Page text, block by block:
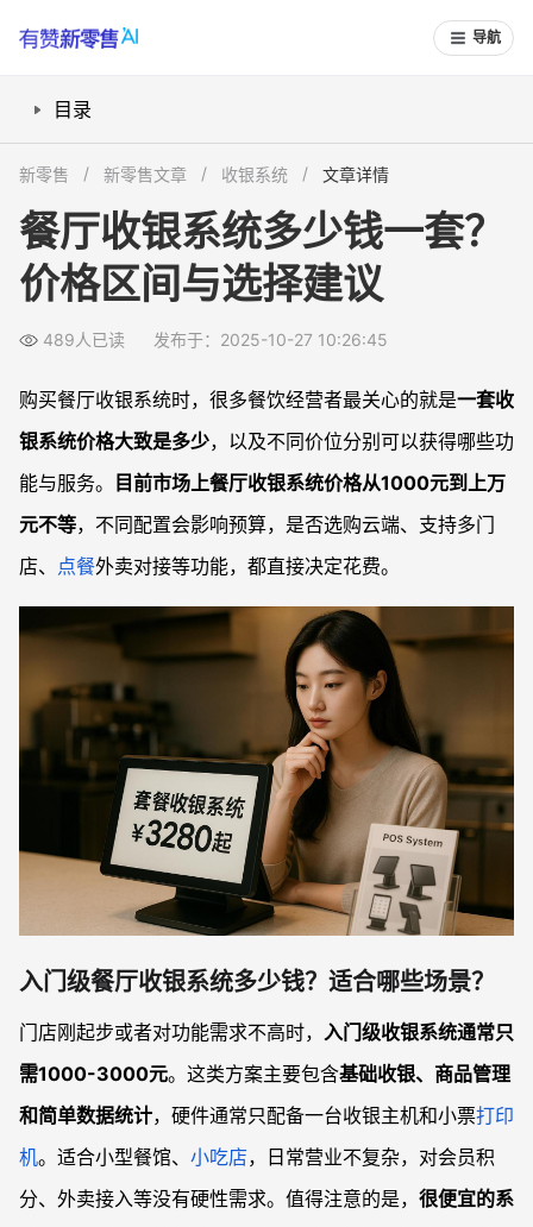
导航
目录
高端定制收银系统价格与适用场景
选购时还需考虑哪些隐藏费用？
餐厅收银系统价格为什么差异很大？
初次创业适合买多贵的系统？
新零售 新零售文章 收银系统 文章详情
餐厅收银系统多少钱一套？
价格区间与选择建议
489人已读 发布于：2025-10-27 10:26:45
购买餐厅收银系统时，很多餐饮经营者最关心的就是一套收
银系统价格大致是多少，以及不同价位分别可以获得哪些功
能与服务。
目前市场上餐厅收银系统价格从1000元到上万
元不等，不同配置会影响预算，是否选购云端、支持多门
店、 点餐外卖对接等功能，都直接决定花费。
入门级餐厅收银系统多少钱？适合哪些场景？
门店刚起步或者对功能需求不高时， 入门级收银系统通常只
需1000-3000元。这类方案主要包含基础收银、商品管理
和简单数据统计，硬件通常只配备一台收银主机和小票打印
机。适合小型餐馆、 小吃店，日常营业不复杂，对会员积
分、外卖接入等没有硬性需求。值得注意的是， 很便宜的系